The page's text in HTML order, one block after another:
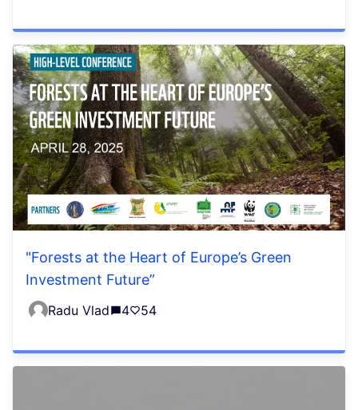
"Forests at the Heart of Europe’s Green
Investment Future”
Radu Vlad 4 54